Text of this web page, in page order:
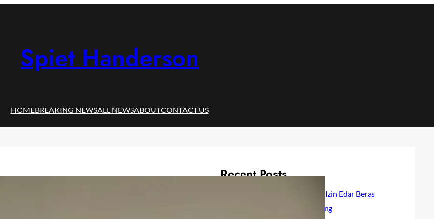
Spiet Handerson
HOMEBREAKING NEWSALL NEWSABOUTCONTACT US
Recent Posts
Bapanas Cabut Izin Edar Beras
Fortifikasi Curang